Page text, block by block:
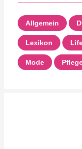
Allgemein
Lexikon
Mode